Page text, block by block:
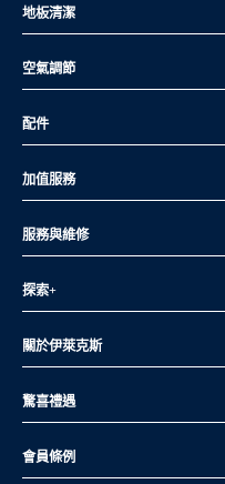
地板清潔
空氣調節
配件
加值服務
服務與維修
探索+
關於伊萊克斯
驚喜禮遇
會員條例